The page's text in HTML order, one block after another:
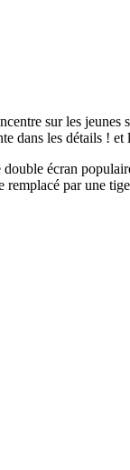
sur les
dans les détails !
écran
remplacé par une